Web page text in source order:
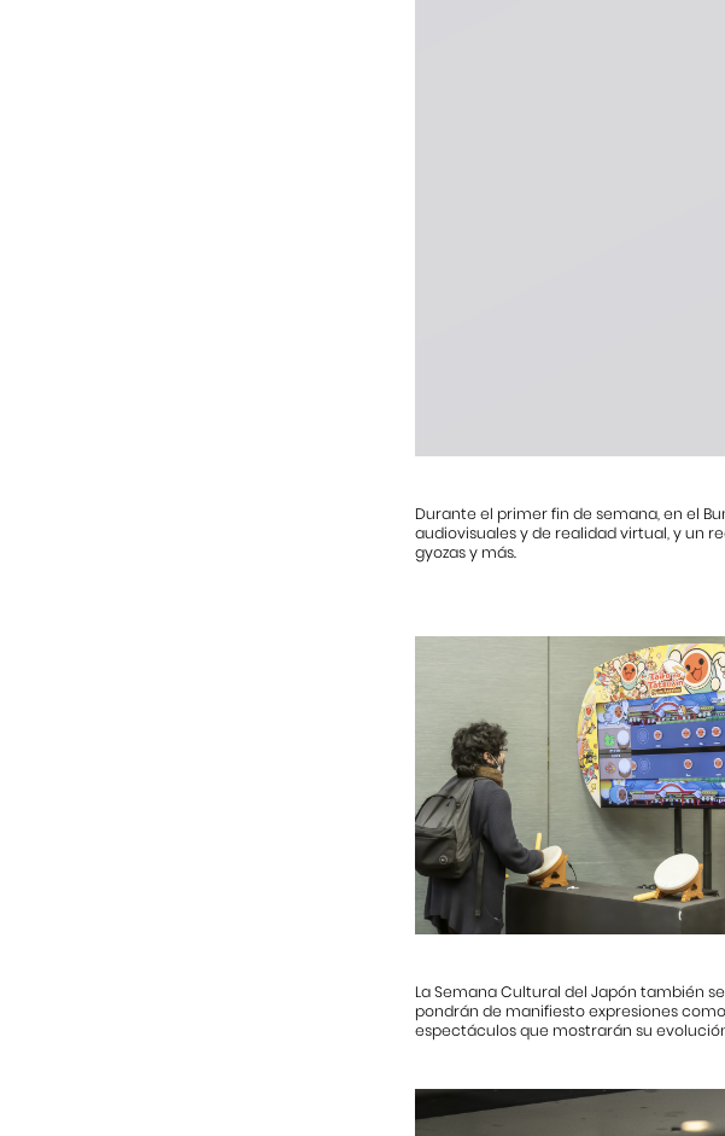
Durante el primer fin de semana, en el
audiovisuales y de realidad virtual, y un
gyozas y más.
La Semana Cultural del Japón también
pondrán de manifiesto expresiones
espectáculos que mostrarán su